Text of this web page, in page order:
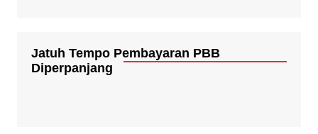
Jatuh Tempo Pembayaran PBB
Diperpanjang